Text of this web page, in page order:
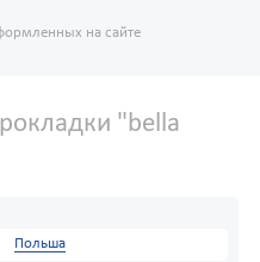
на сайте
"bella
Польша